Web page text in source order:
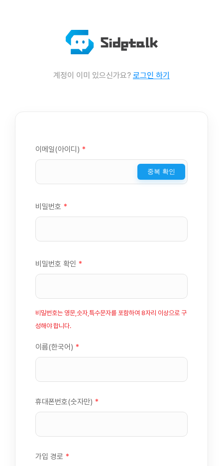
계정이 이미 있으신가요? 로그인 하기
이메일(아이디) *
중복 확인
비밀번호 *
비밀번호 확인 *
비밀번호는 영문,숫자,특수문자를 포함하여 8자리 이상으로 구
성해야 합니다.
이름(한국어) *
휴대폰번호(숫자만) *
가입 경로 *